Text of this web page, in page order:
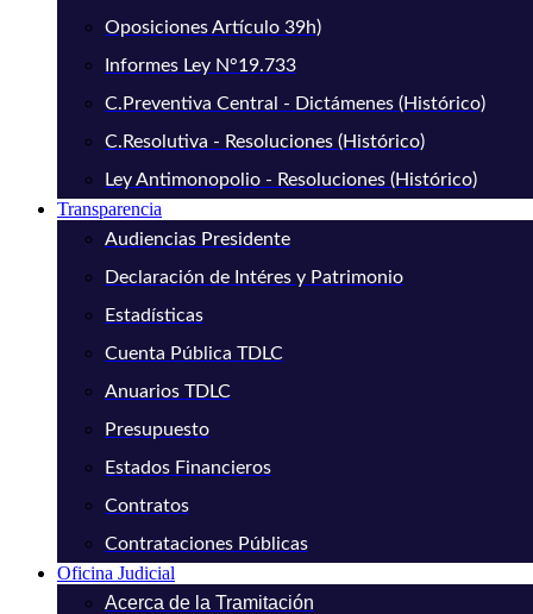
Oposiciones Artículo 39h)
Informes Ley N°19.733
C.Preventiva Central - Dictámenes (Histórico)
C.Resolutiva - Resoluciones (Histórico)
Ley Antimonopolio - Resoluciones (Histórico)
Transparencia
Audiencias Presidente
Declaración de Intéres y Patrimonio
Estadísticas
Cuenta Pública TDLC
Anuarios TDLC
Presupuesto
Estados Financieros
Contratos
Contrataciones Públicas
Oficina Judicial
Acerca de la Tramitación